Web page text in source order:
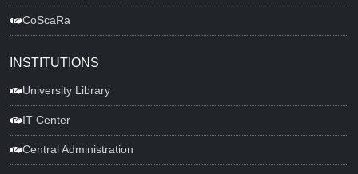
CoScaRa
INSTITUTIONS
University Library
IT Center
Central Administration